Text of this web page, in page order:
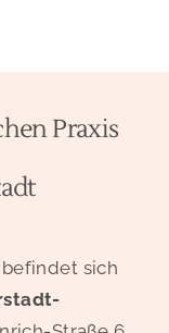
Praxis
sich